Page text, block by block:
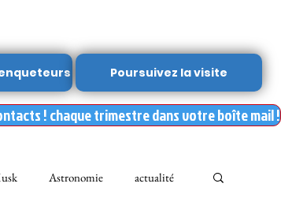
Poursuivez la visite
! chaque trimestre dans votre boîte mail !
Astronomie actualité